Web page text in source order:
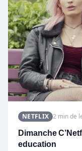
NETFLIX 2 min de
Dimanche
education